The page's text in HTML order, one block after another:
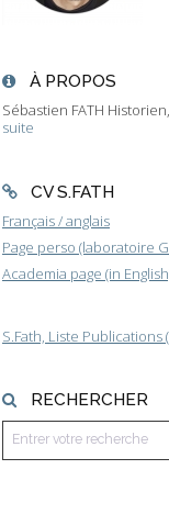
À PROPOS
Sébastien FATH
suite
CV S.FATH
Français / anglais
Page perso (laboratoire
Academia page (in
S.Fath, Liste Publications
RECHERCHER